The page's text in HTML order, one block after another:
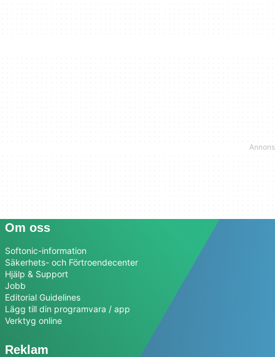
Om oss
Softonic-information
Säkerhets- och Förtroendecenter
Hjälp & Support
Jobb
Editorial Guidelines
Lägg till din programvara / app
Verktyg online
Reklam